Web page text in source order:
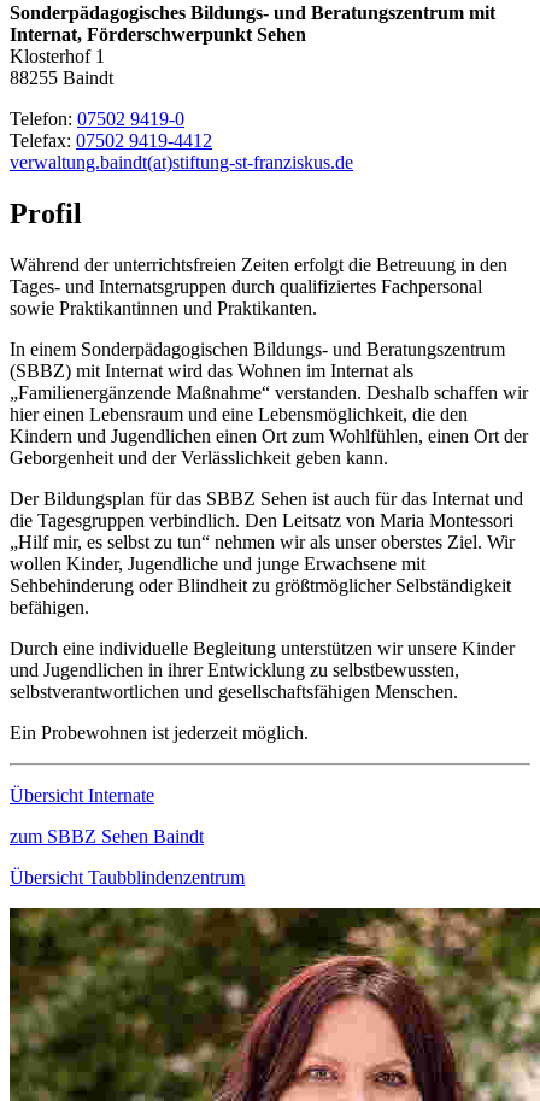
Sonderpädagogisches Bildungs- und Beratungszentrum mit
Internat, Förderschwerpunkt Sehen
Klosterhof 1
88255 Baindt
Telefon: 07502 9419-0
Telefax: 07502 9419-4412
verwaltung.baindt(at)stiftung-st-franziskus.de
Profil
Während der unterrichtsfreien Zeiten erfolgt die Betreuung in den
Tages- und Internatsgruppen durch qualifiziertes Fachpersonal
sowie Praktikantinnen und Praktikanten.
In einem Sonderpädagogischen Bildungs- und Beratungszentrum
(SBBZ) mit Internat wird das Wohnen im Internat als
„Familienergänzende Maßnahme“ verstanden. Deshalb schaffen wir
hier einen Lebensraum und eine Lebensmöglichkeit, die den
Kindern und Jugendlichen einen Ort zum Wohlfühlen, einen Ort der
Geborgenheit und der Verlässlichkeit geben kann.
Der Bildungsplan für das SBBZ Sehen ist auch für das Internat und
die Tagesgruppen verbindlich. Den Leitsatz von Maria Montessori
„Hilf mir, es selbst zu tun“ nehmen wir als unser oberstes Ziel. Wir
wollen Kinder, Jugendliche und junge Erwachsene mit
Sehbehinderung oder Blindheit zu größtmöglicher Selbständigkeit
befähigen.
Durch eine individuelle Begleitung unterstützen wir unsere Kinder
und Jugendlichen in ihrer Entwicklung zu selbstbewussten,
selbstverantwortlichen und gesellschaftsfähigen Menschen.
Ein Probewohnen ist jederzeit möglich.
Übersicht Internate
zum SBBZ Sehen Baindt
Übersicht Taubblindenzentrum